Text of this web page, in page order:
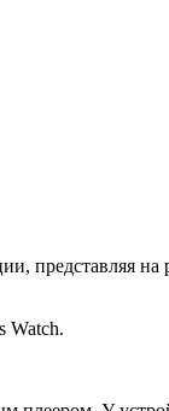
представляя
Watch.